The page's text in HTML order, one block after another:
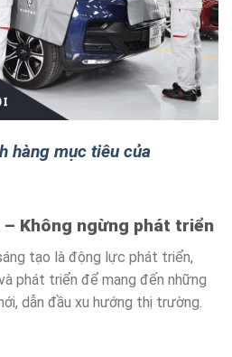
hàng mục tiêu của
Không ngừng phát triển
tạo là động lực phát triển,
phát triển để mang đến những
dẫn đầu xu hướng thị trường.